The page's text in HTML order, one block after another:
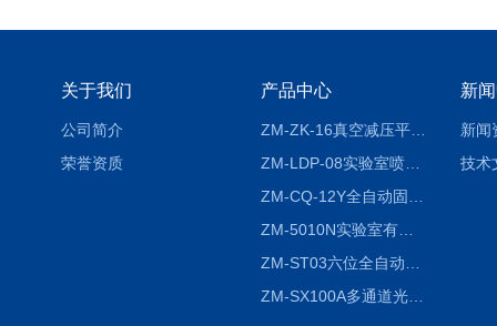
关于我们
公司简介
荣誉资质
产品中心
ZM-ZK-16真空减压平行浓缩仪
ZM-LDP-08实验室喷雾冷冻干燥机
ZM-5010N实验室有机溶剂喷雾干燥机
ZM-SX100A多通道光催化反应仪
新
新闻
技术